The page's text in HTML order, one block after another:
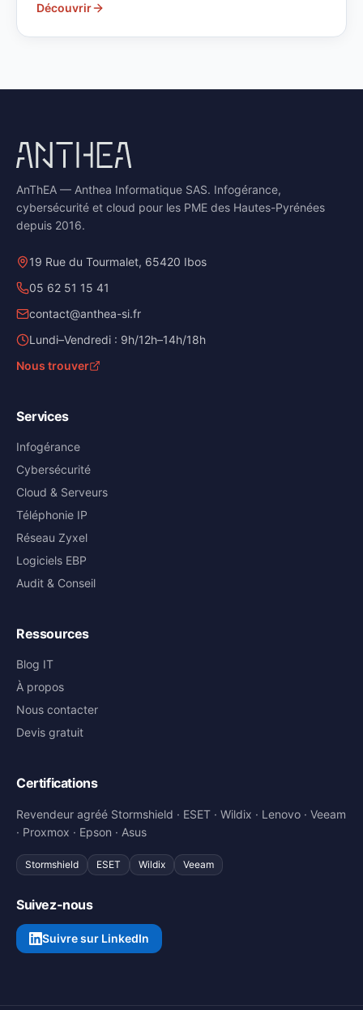
Découvrir
AnThEA — Anthea Informatique SAS. Infogérance,
cybersécurité et cloud pour les PME des Hautes-Pyrénées
depuis 2016.
19 Rue du Tourmalet, 65420 Ibos
05 62 51 15 41
contact@anthea-si.fr
Lundi–Vendredi : 9h/12h–14h/18h
Nous trouver
Services
Infogérance
Cybersécurité
Cloud & Serveurs
Téléphonie IP
Réseau Zyxel
Logiciels EBP
Audit & Conseil
Ressources
Blog IT
À propos
Nous contacter
Devis gratuit
Certifications
Revendeur agréé Stormshield · ESET · Wildix · Lenovo · Veeam
· Proxmox · Epson · Asus
Stormshield ESET Wildix Veeam
Suivez-nous
Suivre sur LinkedIn